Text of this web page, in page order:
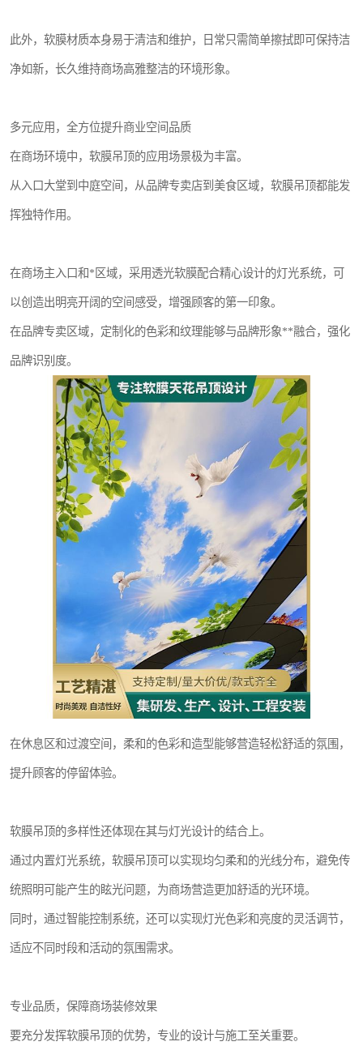
此外，软膜材质本身易于清洁和维护，日常只需简单擦拭即可保持洁
净如新，长久维持商场高雅整洁的环境形象。
多元应用，全方位提升商业空间品质
在商场环境中，软膜吊顶的应用场景极为丰富。
从入口大堂到中庭空间，从品牌专卖店到美食区域，软膜吊顶都能发
挥独特作用。
在商场主入口和*区域，采用透光软膜配合精心设计的灯光系统，可
以创造出明亮开阔的空间感受，增强顾客的第一印象。
在品牌专卖区域，定制化的色彩和纹理能够与品牌形象**融合，强化
品牌识别度。
在休息区和过渡空间，柔和的色彩和造型能够营造轻松舒适的氛围，
提升顾客的停留体验。
软膜吊顶的多样性还体现在其与灯光设计的结合上。
通过内置灯光系统，软膜吊顶可以实现均匀柔和的光线分布，避免传
统照明可能产生的眩光问题，为商场营造更加舒适的光环境。
同时，通过智能控制系统，还可以实现灯光色彩和亮度的灵活调节，
适应不同时段和活动的氛围需求。
专业品质，保障商场装修效果
要充分发挥软膜吊顶的优势，专业的设计与施工至关重要。